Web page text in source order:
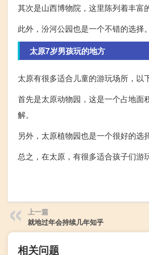
其次是山西博物院，这里陈列着丰富
此外，汾河公园也是一个不错的选择
太原7岁男孩玩的地方
太原有很多适合儿童的游玩场所，以
首先是太原动物园，这是一个占地面
解。
另外，太原植物园也是一个很好的选
总之，在太原，有很多适合孩子们游
上一篇
就地过年会持续几年知乎
相关问题